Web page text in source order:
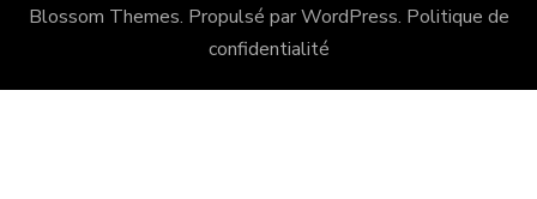
Blossom Themes. Propulsé parWordPress. Politique de
confidentialité